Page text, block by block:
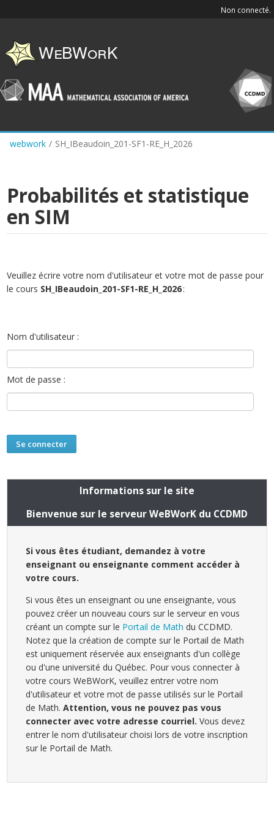
content
Non connecté.
webwork / SH_IBeaudoin_201-SF1-RE_H_2026
Probabilités et statistique
en SIM
Veuillez écrire votre nom d'utilisateur et votre mot de passe pour
le cours SH_IBeaudoin_201-SF1-RE_H_2026:
Nom d'utilisateur :
Mot de passe :
Informations sur le site
Bienvenue sur le serveur WeBWorK du CCDMD
Si vous êtes étudiant, demandez à votre
enseignant ou enseignante comment accéder à
votre cours.
Si vous êtes un enseignant ou une enseignante, vous
pouvez créer un nouveau cours sur le serveur en vous
créant un compte sur le Portail de Math du CCDMD.
Notez que la création de compte sur le Portail de Math
est uniquement réservée aux enseignants d'un collège
ou d'une université du Québec. Pour vous connecter à
votre cours WeBWorK, veuillez entrer votre nom
d'utilisateur et votre mot de passe utilisés sur le Portail
de Math.Attention, vous ne pouvez pas vous
connecter avec votre adresse courriel. Vous devez
entrer le nom d'utilisateur choisi lors de votre inscription
sur le Portail de Math.